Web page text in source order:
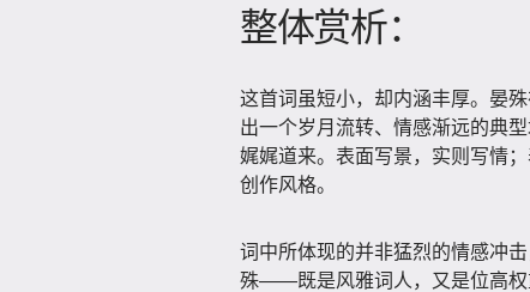
整体赏析：
这首词虽短小，却内涵丰厚。晏殊
出一个岁月流转、情感渐远的典
娓娓道来。表面写景，实则写情
创作风格。
词中所体现的并非猛烈的情感冲
殊——既是风雅词人，又是位高